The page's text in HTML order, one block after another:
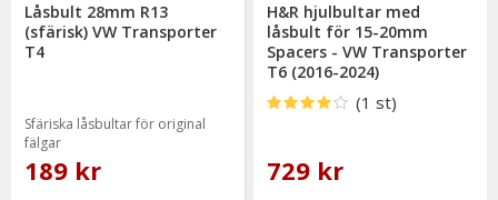
Låsbult 28mm R13
(sfärisk) VW Transporter
T4
Sfäriska låsbultar för original
fälgar
189 kr
H&R hjulbultar med
låsbult för 15-20mm
Spacers - VW Transporter
T6 (2016-2024)
(1 st)
729 kr